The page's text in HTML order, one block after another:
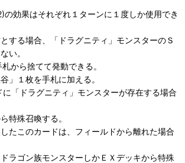
の効果はそれぞれ１ターンに１度しか使用でき
する場合、「ドラグニティ」モンスターのＳ
い。
から捨てて発動できる。
」１枚を手札に加える。
「ドラグニティ」モンスターが存在する場合
特殊召喚する。
たこのカードは、フィールドから離れた場合
ラゴン族モンスターしかＥＸデッキから特殊